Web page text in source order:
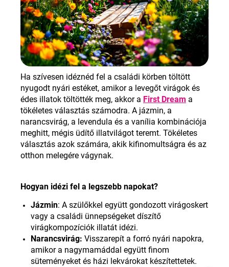
Ha szívesen idéznéd fel a családi körben töltött
nyugodt nyári estéket, amikor a levegőt virágok és
édes illatok töltötték meg, akkor a First Dream a
tökéletes választás számodra. A jázmin, a
narancsvirág, a levendula és a vanília kombinációja
meghitt, mégis üdítő illatvilágot teremt. Tökéletes
választás azok számára, akik kifinomultságra és az
otthon melegére vágynak.
Hogyan idézi fel a legszebb napokat?
Jázmin: A szülőkkel együtt gondozott virágoskert
vagy a családi ünnepségeket díszítő
virágkompozíciók illatát idézi.
Narancsvirág: Visszarepít a forró nyári napokra,
amikor a nagymamáddal együtt finom
süteményeket és házi lekvárokat készítettetek.